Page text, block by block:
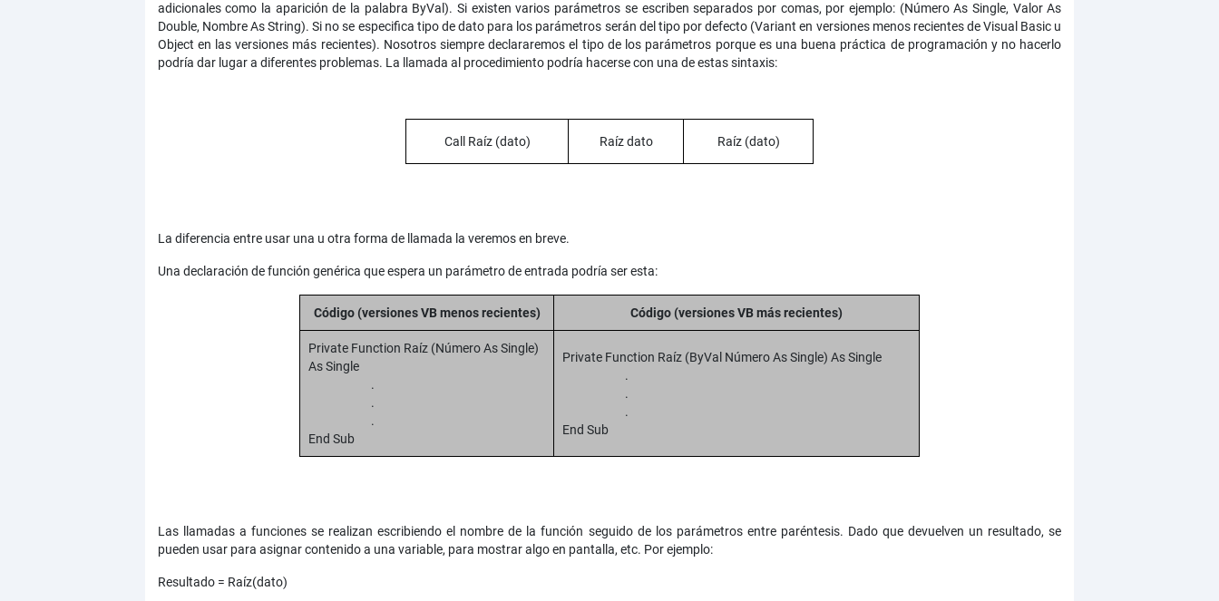
adicionales como la aparición de la palabra ByVal). Si existen varios parámetros se escriben separados por comas, por ejemplo: (Número As Single, Valor As
Double, Nombre As String). Si no se especifica tipo de dato para los parámetros serán del tipo por defecto (Variant en versiones menos recientes de Visual Basic u
Object en las versiones más recientes). Nosotros siempre declararemos el tipo de los parámetros porque es una buena práctica de programación y no hacerlo
podría dar lugar a diferentes problemas. La llamada al procedimiento podría hacerse con una de estas sintaxis:
Call Raíz (dato) Raíz dato Raíz (dato)
La diferencia entre usar una u otra forma de llamada la veremos en breve.
Una declaración de función genérica que espera un parámetro de entrada podría ser esta:
Código (versiones VB menos recientes) Código (versiones VB más recientes)
Private Function Raíz (Número As Single)
As Single
.
.
.
End Sub
Private Function Raíz (ByVal Número As Single) As Single
.
.
.
End Sub
Las llamadas a funciones se realizan escribiendo el nombre de la función seguido de los parámetros entre paréntesis. Dado que devuelven un resultado, se
pueden usar para asignar contenido a una variable, para mostrar algo en pantalla, etc. Por ejemplo:
Resultado = Raíz(dato)